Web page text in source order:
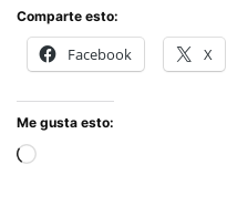
Comparte esto:
Facebook X
Me gusta esto:
Cargando...